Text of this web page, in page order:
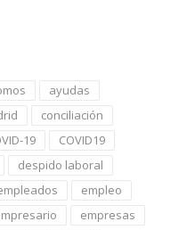
ayudas
conciliación
19
COVID19
despido laboral
empleo
empresas